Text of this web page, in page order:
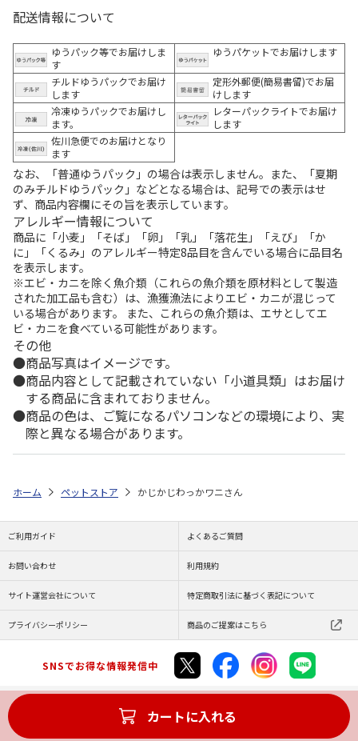
配送情報について
ゆうパック等でお届けしま
す
ゆうパケットでお届けします
チルドゆうパックでお届け
します
定形外郵便(簡易書留)でお届
けします
冷凍ゆうパックでお届けし
ます。
レターパックライトでお届け
します
佐川急便でのお届けとなり
ます
なお、「普通ゆうパック」の場合は表示しません。また、「夏期
のみチルドゆうパック」などとなる場合は、記号での表示はせ
ず、商品内容欄にその旨を表示しています。
アレルギー情報について
商品に「小麦」「そば」「卵」「乳」「落花生」「えび」「か
に」「くるみ」のアレルギー特定8品目を含んでいる場合に品目名
を表示します。
※エビ・カニを除く魚介類（これらの魚介類を原材料として製造
された加工品も含む）は、漁獲漁法によりエビ・カニが混じって
いる場合があります。 また、これらの魚介類は、エサとしてエ
ビ・カニを食べている可能性があります。
その他
商品写真はイメージです。
商品内容として記載されていない「小道具類」はお届け
する商品に含まれておりません。
商品の色は、ご覧になるパソコンなどの環境により、実
際と異なる場合があります。
カートに入れる
ホーム ペットストア かじかじわっかワニさん
ご利用ガイド よくあるご質問
お問い合わせ 利用規約
サイト運営会社について 特定商取引法に基づく表記について
プライバシーポリシー 商品のご提案はこちら
SNSでお得な情報発信中